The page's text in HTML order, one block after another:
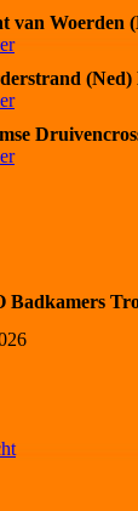
van Woerden
(Ned)
Badkamers